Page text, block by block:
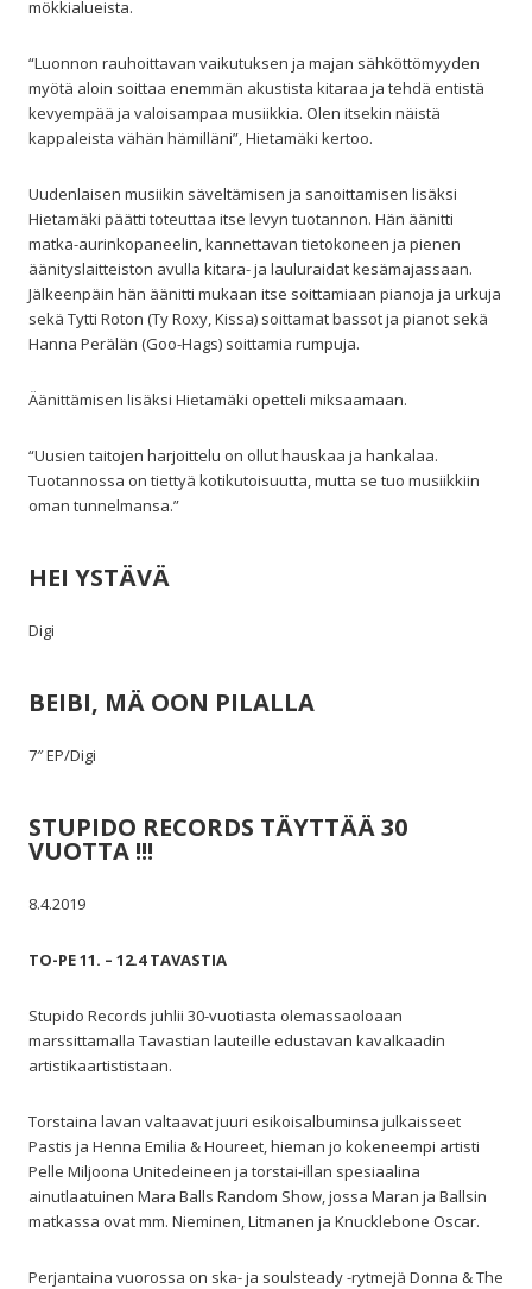
mökkialueista.
“Luonnon rauhoittavan vaikutuksen ja majan sähköttömyyden
myötä aloin soittaa enemmän akustista kitaraa ja tehdä entistä
kevyempää ja valoisampaa musiikkia. Olen itsekin näistä
kappaleista vähän hämilläni”, Hietamäki kertoo.
Uudenlaisen musiikin säveltämisen ja sanoittamisen lisäksi
Hietamäki päätti toteuttaa itse levyn tuotannon. Hän äänitti
matka-aurinkopaneelin, kannettavan tietokoneen ja pienen
äänityslaitteiston avulla kitara- ja lauluraidat kesämajassaan.
Jälkeenpäin hän äänitti mukaan itse soittamiaan pianoja ja urkuja
sekä Tytti Roton (Ty Roxy, Kissa) soittamat bassot ja pianot sekä
Hanna Perälän (Goo-Hags) soittamia rumpuja.
Äänittämisen lisäksi Hietamäki opetteli miksaamaan.
“Uusien taitojen harjoittelu on ollut hauskaa ja hankalaa.
Tuotannossa on tiettyä kotikutoisuutta, mutta se tuo musiikkiin
oman tunnelmansa.”
HEI YSTÄVÄ
Digi
BEIBI, MÄ OON PILALLA
7″ EP/Digi
STUPIDO RECORDS TÄYTTÄÄ 30
VUOTTA !!!
8.4.2019
TO-PE 11. – 12.4 TAVASTIA
Stupido Records juhlii 30-vuotiasta olemassaoloaan
marssittamalla Tavastian lauteille edustavan kavalkaadin
artistikaartististaan.
Torstaina lavan valtaavat juuri esikoisalbuminsa julkaisseet
Pastis ja Henna Emilia & Houreet, hieman jo kokeneempi artisti
Pelle Miljoona Unitedeineen ja torstai-illan spesiaalina
ainutlaatuinen Mara Balls Random Show, jossa Maran ja Ballsin
matkassa ovat mm. Nieminen, Litmanen ja Knucklebone Oscar.
Perjantaina vuorossa on ska- ja soulsteady -rytmejä Donna & The